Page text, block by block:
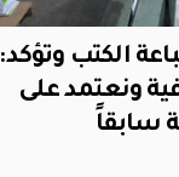
الكتب وتؤكد:
ونعتمد على
سابقاً